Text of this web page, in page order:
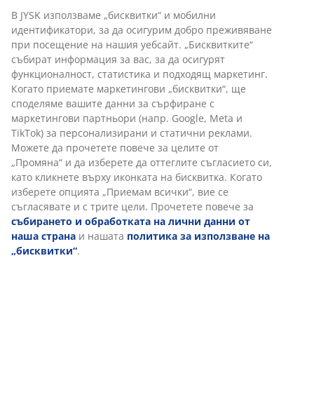
Комплекта съдържа следните
артикули:
Характеристики
Отзиви
(0 )
Доставка
В JYSK използваме „бисквитки“ и мобилни
идентификатори, за да осигурим добро преживяване
при посещение на нашия уебсайт. „Бисквитките“
събират информация за вас, за да осигурят
функционалност, статистика и подходящ маркетинг.
Когато приемате маркетингови „бисквитки“, ще
споделяме вашите данни за сърфиране с
маркетингови партньори (напр. Google, Meta и
TikTok) за персонализирани и статични реклами.
Можете да прочетете повече за целите от
„Промяна“ и да изберете да оттеглите съгласието си,
като кликнете върху иконката на бисквитка. Когато
изберете опцията „Приемам всички“, вие се
съгласявате и с трите цели. Прочетете повече за
събирането и обработката на лични данни от
наша страна и нашата политика за използване на
„бисквитки“.